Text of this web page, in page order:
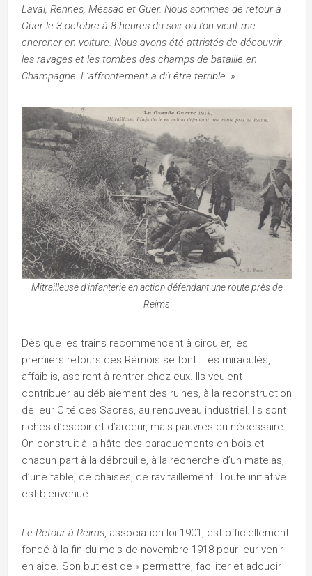
Laval, Rennes, Messac et Guer. Nous sommes de retour à
Guer le 3 octobre à 8 heures du soir où l’on vient me
chercher en voiture. Nous avons été attristés de découvrir
les ravages et les tombes des champs de bataille en
Champagne. L’affrontement a dû être terrible. »
Mitrailleuse d’infanterie en action défendant une route près de
Reims
Dès que les trains recommencent à circuler, les
premiers retours des Rémois se font. Les miraculés,
affaiblis, aspirent à rentrer chez eux. Ils veulent
contribuer au déblaiement des ruines, à la reconstruction
de leur Cité des Sacres, au renouveau industriel. Ils sont
riches d’espoir et d’ardeur, mais pauvres du nécessaire.
On construit à la hâte des baraquements en bois et
chacun part à la débrouille, à la recherche d’un matelas,
d’une table, de chaises, de ravitaillement. Toute initiative
est bienvenue.
Le Retour à Reims , association loi 1901, est officiellement
fondé à la fin du mois de novembre 1918 pour leur venir
en aide. Son but est de « permettre, faciliter et adoucir